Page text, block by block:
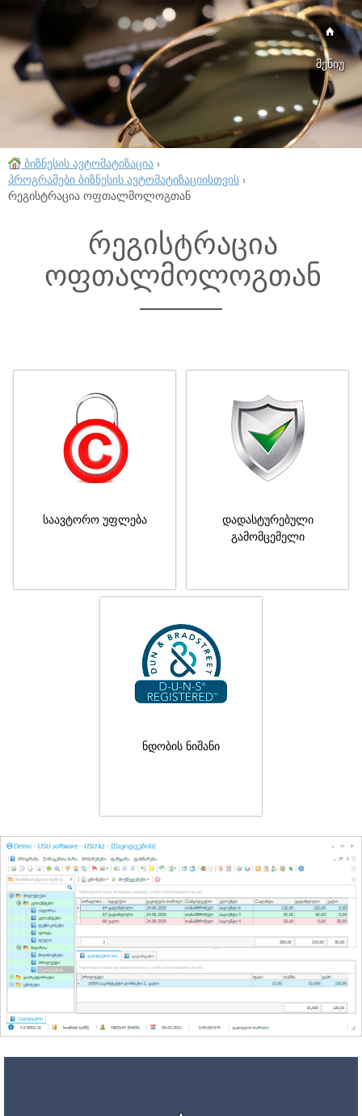
მენიუ
ბიზნესის ავტომატიზაცია ›
პროგრამები ბიზნესის ავტომატიზაციისთვის ›
რეგისტრაცია ოფთალმოლოგთან
რეგისტრაცია
ოფთალმოლოგთან
საავტორო უფლება
დადასტურებული
გამომცემელი
ნდობის ნიშანი